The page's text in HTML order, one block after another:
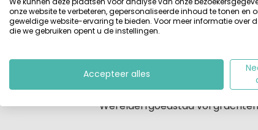
omgeving.
Veelzijdige omgeving vol
Ook de omgeving heeft
Zeebrugge, Knokke-Heist en
winkels, kunst en culinaire
Werelderfgoedstad vol
onze website te verbeteren, gepersonaliseerde inhoud te tonen en
geweldige website-ervaring te bieden. Voor meer informatie over
die we gebruiken opent u de instellingen.
Accepteer alles